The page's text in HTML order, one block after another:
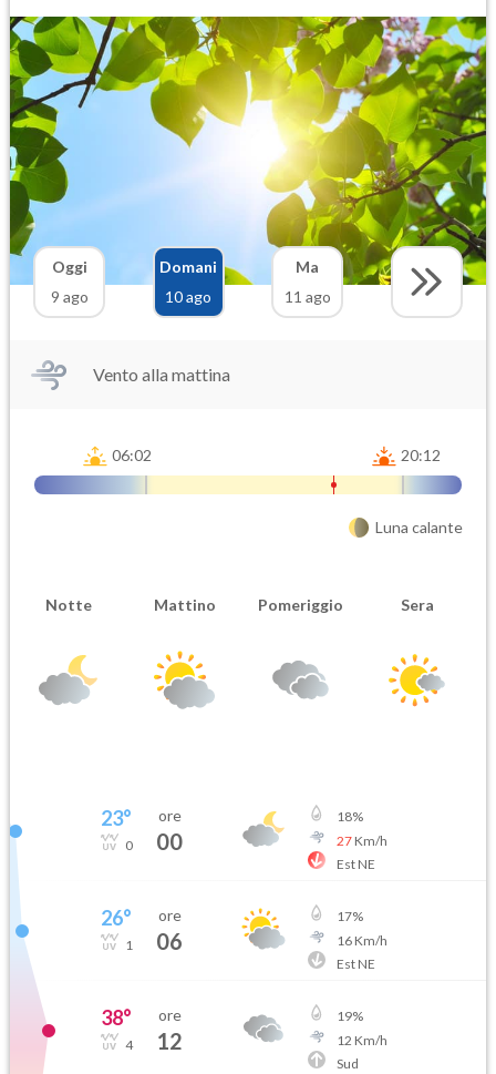
Oggi
9 ago
Domani
10 ago
Ma
11 ago
Vento alla mattina
06:02 20:12
Luna calante
Notte Mattino Pomeriggio Sera
23°
0
ore
00
18%
27Km/h
Est NE
26°
1
ore
06
17%
16Km/h
Est NE
38°
4
ore
12
19%
12 Km/h
Sud